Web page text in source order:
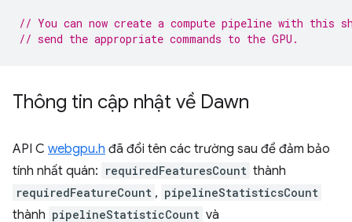
// You can now create a compute pipeline with this
// send the appropriate commands to the GPU.
Thông tin cập nhật về Dawn
API C webgpu.h đã đổi tên các trường sau để đảm bảo
tính nhất quán: requiredFeaturesCount thành
requiredFeatureCount , pipelineStatisticsCount
thành pipelineStatisticCount và